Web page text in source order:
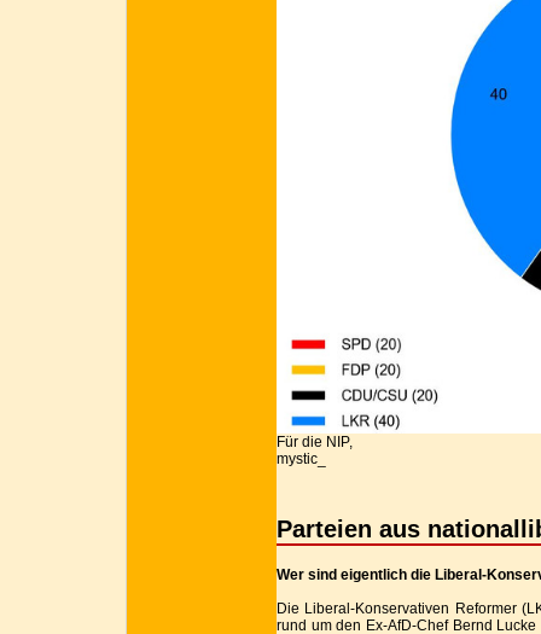
Für die NIP,
mystic_
Parteien aus
Wer sind eigentlich die Liberal-
Die Liberal-Konservativen Reformer
rund um den Ex-AfD-Chef Bernd